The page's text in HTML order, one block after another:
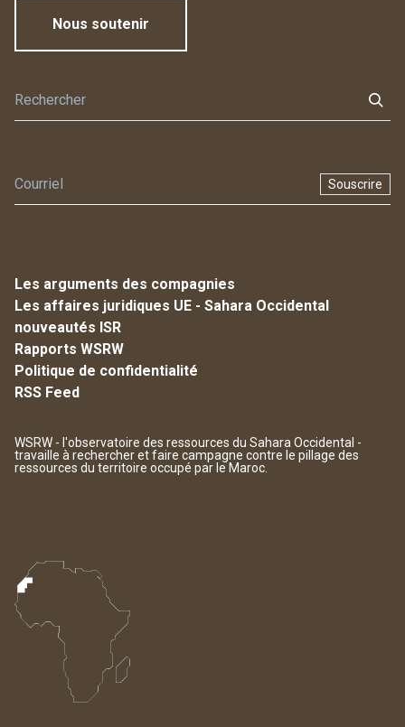
Nous soutenir
Souscrire
Les arguments des compagnies
Les affaires juridiques UE - Sahara Occidental
nouveautés ISR
Rapports WSRW
Politique de confidentialité
RSS Feed
WSRW - l'observatoire des ressources du Sahara Occidental -
travaille à rechercher et faire campagne contre le pillage des
ressources du territoire occupé par le Maroc.